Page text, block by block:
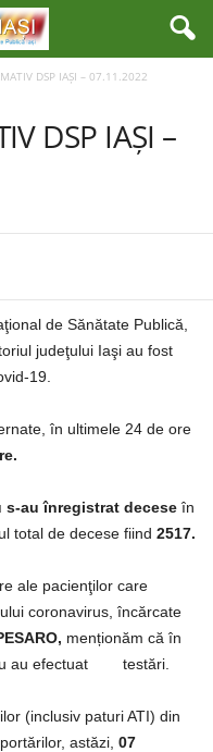
DSP IAȘI – 07.11.2022
DSP IAȘI –
de Sănătate Publică,
judeţului Iaşi au fost
19.
în ultimele 24 de ore
s-au înregistrat decese în
total de decese fiind 2517.
ale pacienţilor care
coronavirus, încărcate
menționăm că în
au efectuat testări.
(inclusiv paturi ATI) din
astăzi, 07